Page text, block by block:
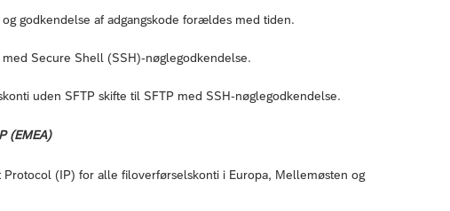
godkendelse af adgangskode forældes med tiden.
Secure Shell (SSH)-nøglegodkendelse.
uden SFTP skifte til SFTP med SSH-nøglegodkendelse.
(EMEA)
(IP) for alle filoverførselskonti i Europa, Mellemøsten og